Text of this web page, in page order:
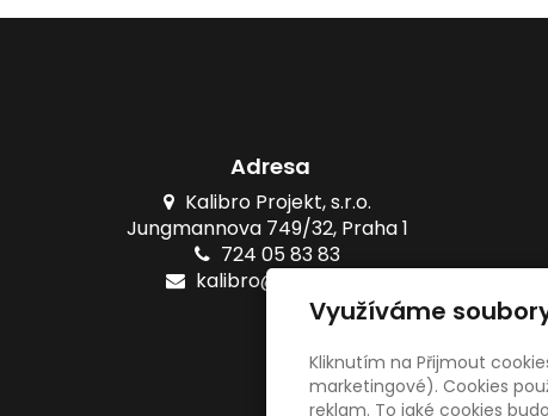
Adresa
Kalibro Projekt, s.r.o.
Jungmannova 749/32, Praha 1
724 05 83 83
kalibro@kalibro.cz
©
Využíváme
Kliknutím na Přijmout
marketingové). Cookies
reklam. To jaké cookies